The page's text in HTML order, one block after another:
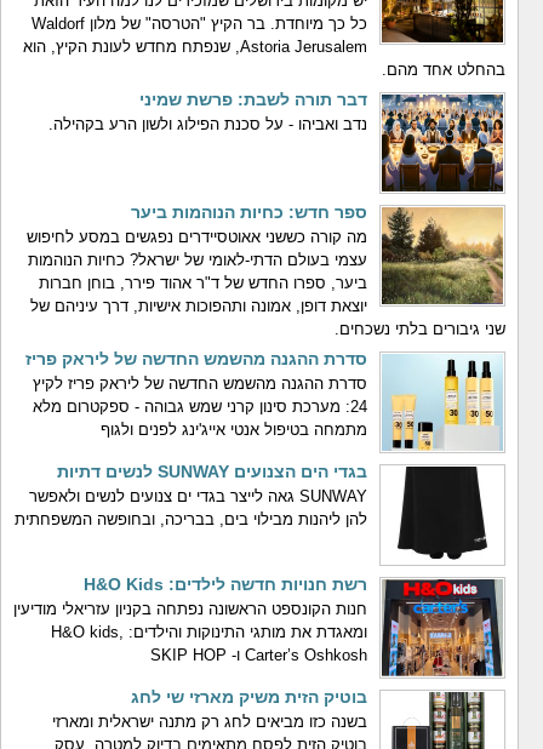
כל כך מיוחדת. בר הקיץ "הטרסה" של מלון Waldorf
Astoria Jerusalem, שנפתח מחדש לעונת הקיץ, הוא
בהחלט אחד מהם.
דבר תורה לשבת: פרשת שמיני
נדב ואביהו - על סכנת הפילוג ולשון הרע בקהילה.
ספר חדש: כחיות הנוהמות ביער
מה קורה כששני אאוטסיידרים נפגשים במסע לחיפוש
עצמי בעולם הדתי-לאומי של ישראל? כחיות הנוהמות
ביער, ספרו החדש של ד"ר אהוד פירר, בוחן חברות
יוצאת דופן, אמונה ותהפוכות אישיות, דרך עיניהם של
שני גיבורים בלתי נשכחים.
סדרת ההגנה מהשמש החדשה של ליראק פריז
סדרת ההגנה מהשמש החדשה של ליראק פריז לקיץ
24: מערכת סינון קרני שמש גבוהה - ספקטרום מלא
מתמחה בטיפול אנטי אייג'ינג לפנים ולגוף
בגדי הים הצנועים SUNWAY לנשים דתיות
SUNWAY גאה לייצר בגדי ים צנועים לנשים ולאפשר
להן ליהנות מבילוי בים, בבריכה, ובחופשה המשפחתית
רשת חנויות חדשה לילדים: H&O Kids
חנות הקונספט הראשונה נפתחה בקניון עזריאלי מודיעין
ומאגדת את מותגי התינוקות והילדים: H&O kids,
Carter’s Oshkosh ו- SKIP HOP
בוטיק הזית משיק מארזי שי לחג
בשנה כזו מביאים לחג רק מתנה ישראלית ומארזי
בוטיק הזית לפסח מתאימים בדיוק למטרה. עסק